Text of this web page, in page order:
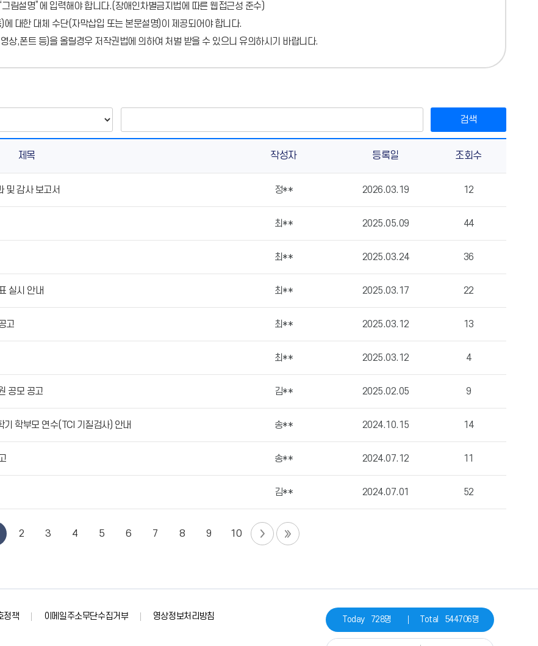
림설명”에 입력해야 합니다.(장애인차별금지법에 따른 웹접근성 준수)
대한 대체 수단(자막삽입 또는 본문설명)이 제공되어야 합니다.
상,폰트 등)을 올릴경우 저작권법에 의하여 처벌 받을 수 있으니 유의하시기 바랍니다.
검색
제목 작성자 등록일 조회수
및 감사 보고서 정** 2026.03.19 12
최** 2025.05.09 44
최** 2025.03.24 36
실시 안내 최** 2025.03.17 22
고 최** 2025.03.12 13
최** 2025.03.12 4
공모 공고 김** 2025.02.05 9
학부모 연수(TCI 기질검사) 안내 송** 2024.10.15 14
송** 2024.07.12 11
김** 2024.07.01 52
2 3 4 5 6 7 8 9 10
정책 이메일주소무단수집거부 영상정보처리방침 Today 728명 Total 544706명